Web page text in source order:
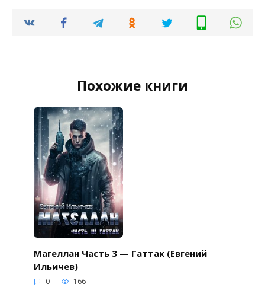
Похожие книги
Магеллан Часть 3 — Гаттак (Евгений
Ильичев)
0 166